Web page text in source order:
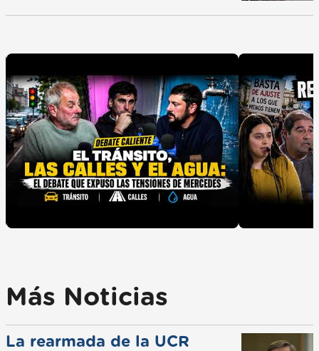
Más Noticias
La rearmada de la UCR